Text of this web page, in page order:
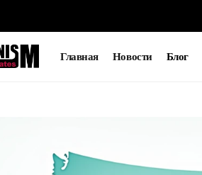
Главная Новости Блог